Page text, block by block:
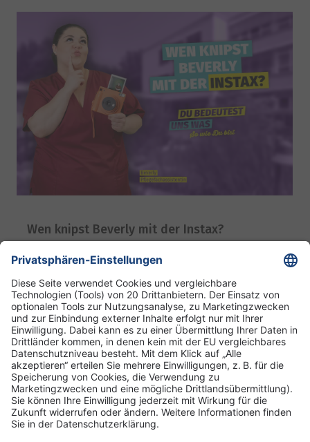
Wen knipst Beverly mit der Instax?
16. Juli 2024
DRK Kliniken Berlin
DRK-Schwesternschaft Berlin
Impressum